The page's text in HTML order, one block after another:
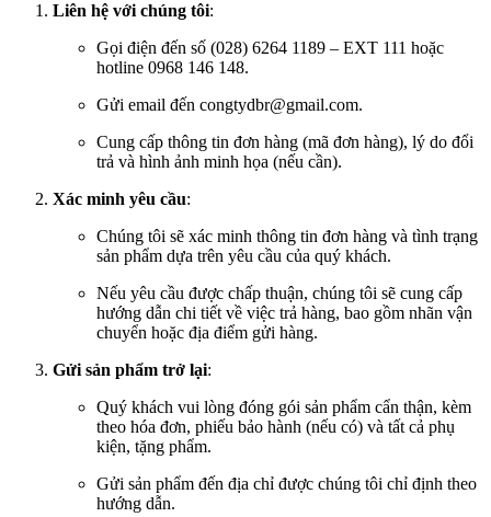
Liên hệ với chúng tôi:
Gọi điện đến số (028) 6264 1189 – EXT 111 hoặc
hotline 0968 146 148.
Gửi email đến congtydbr@gmail.com.
Cung cấp thông tin đơn hàng (mã đơn hàng), lý do đổi
trả và hình ảnh minh họa (nếu cần).
Xác minh yêu cầu:
Chúng tôi sẽ xác minh thông tin đơn hàng và tình trạng
sản phẩm dựa trên yêu cầu của quý khách.
Nếu yêu cầu được chấp thuận, chúng tôi sẽ cung cấp
hướng dẫn chi tiết về việc trả hàng, bao gồm nhãn vận
chuyển hoặc địa điểm gửi hàng.
Gửi sản phẩm trở lại:
Quý khách vui lòng đóng gói sản phẩm cẩn thận, kèm
theo hóa đơn, phiếu bảo hành (nếu có) và tất cả phụ
kiện, tặng phẩm.
Gửi sản phẩm đến địa chỉ được chúng tôi chỉ định theo
hướng dẫn.